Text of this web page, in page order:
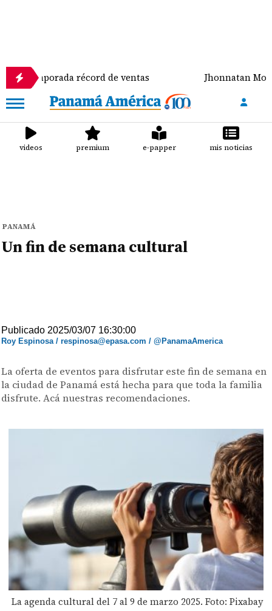
récord de ventas Jhonnatan Mora se
videos premium e-papper mis noticias
PANAMÁ
Un fin de semana cultural
Publicado 2025/03/07 16:30:00
Roy Espinosa / respinosa@epasa.com / @PanamaAmerica
La oferta de eventos para disfrutar este fin de semana en
la ciudad de Panamá está hecha para que toda la familia
disfrute. Acá nuestras recomendaciones.
La agenda cultural del 7 al 9 de marzo 2025. Foto: Pixabay